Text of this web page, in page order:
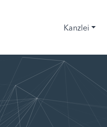
Kanzlei